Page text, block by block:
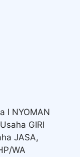
I NYOMAN
GIRI
JASA,
WA